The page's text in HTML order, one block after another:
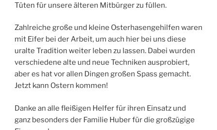
Tüten für unsere älteren Mitbürger zu füllen.
Zahlreiche große und kleine Osterhasengehilfen waren
mit Eifer bei der Arbeit, um auch hier bei uns diese
uralte Tradition weiter leben zu lassen. Dabei wurden
verschiedene alte und neue Techniken ausprobiert,
aber es hat vor allen Dingen großen Spass gemacht.
Jetzt kann Ostern kommen!
Danke an alle fleißigen Helfer für ihren Einsatz und
ganz besonders der Familie Huber für die großzügige